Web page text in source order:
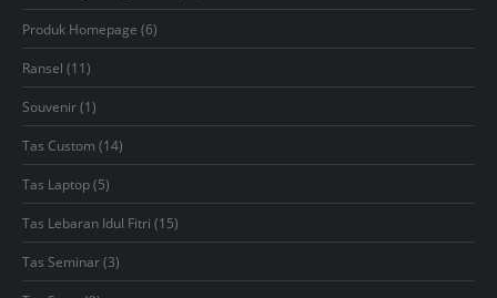
products
Produk Homepage 66
products
Ransel 1111
products
Souvenir 11
product
Tas Custom 1414
products
Tas Laptop 55
products
Tas Lebaran Idul Fitri 1515
products
Tas Seminar 33
products